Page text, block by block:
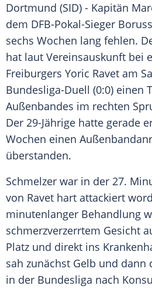
Dortmund (SID) - Kapitän
dem DFB-Pokal-Sieger
sechs Wochen lang fehlen.
hat laut Vereinsauskunft bei
Freiburgers Yoric Ravet am
Bundesliga-Duell (0:0) einen
Außenbandes im rechten
Der 29-Jährige hatte gerade
Wochen einen
überstanden.
Schmelzer war in der 27.
von Ravet hart attackiert
minutenlanger Behandlung
schmerzverzerrtem Gesicht
Platz und direkt ins
sah zunächst Gelb und dann
in der Bundesliga nach